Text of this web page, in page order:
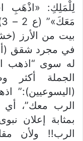
لِلْمَلِكِ: «اذْهَبِ
بيت من الأرز
في مجرد شقق (أي
له سوى “اذهب
الجملة أكثر
(اليسوعيين):”
الرب معك”، أي
بمثابة إعلان
الرب!! ولأن